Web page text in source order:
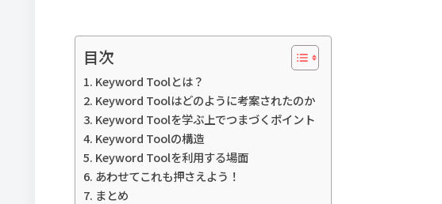
目次
Keyword Toolとは？
Keyword Toolはどのように考案されたのか
Keyword Toolを学ぶ上でつまづくポイント
Keyword Toolの構造
Keyword Toolを利用する場面
あわせてこれも押さえよう！
まとめ